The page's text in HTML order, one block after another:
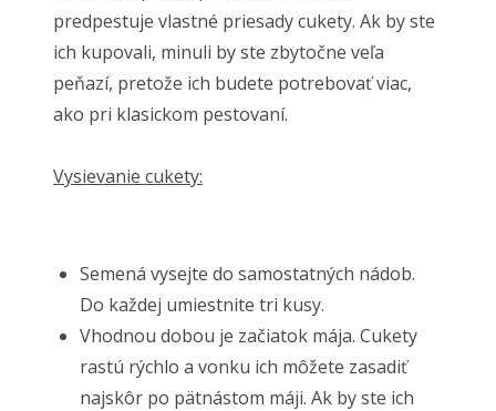
predpestuje vlastné priesady cukety. Ak by ste
ich kupovali, minuli by ste zbytočne veľa
peňazí, pretože ich budete potrebovať viac,
ako pri klasickom pestovaní.
Vysievanie cukety:
Semená vysejte do samostatných nádob.
Do každej umiestnite tri kusy.
Vhodnou dobou je začiatok mája. Cukety
rastú rýchlo a vonku ich môžete zasadiť
najskôr po pätnástom máji. Ak by ste ich